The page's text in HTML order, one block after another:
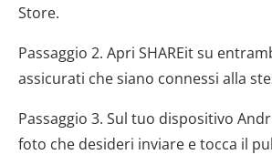
Store.
Passaggio 2. Apri SHAREit su
assicurati che siano connessi alla
Passaggio 3. Sul tuo dispositivo
foto che desideri inviare e tocca il